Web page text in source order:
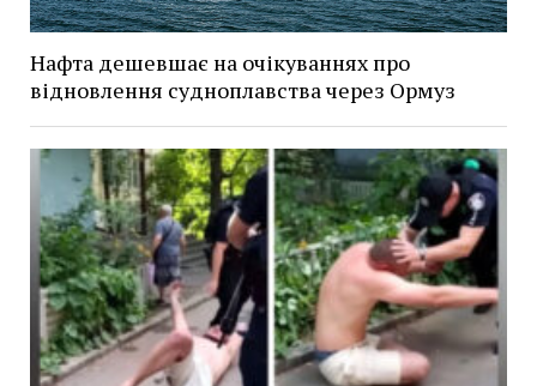
Нафта дешевшає на очікуваннях про
відновлення судноплавства через Ормуз